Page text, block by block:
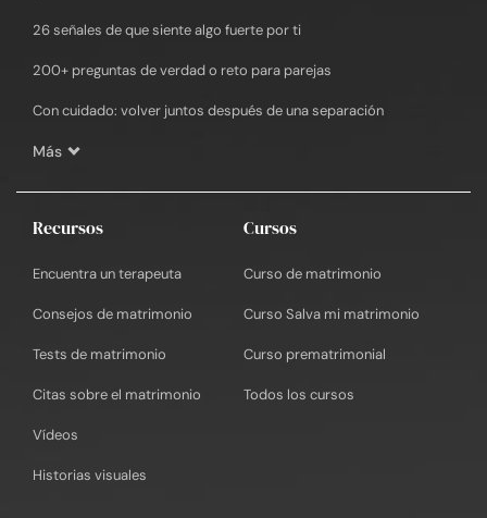
26 señales de que siente algo fuerte por ti
200+ preguntas de verdad o reto para parejas
Con cuidado: volver juntos después de una separación
Más
Recursos
Encuentra un terapeuta
Consejos de matrimonio
Tests de matrimonio
Citas sobre el matrimonio
Vídeos
Historias visuales
Cursos
Curso de matrimonio
Curso Salva mi matrimonio
Curso prematrimonial
Todos los cursos